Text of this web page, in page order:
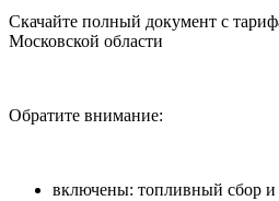
Скачайте полный документ с
Московской области
Обратите внимание:
включены: топливный сбор